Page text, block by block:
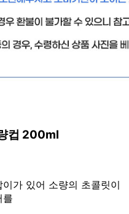
컵 200ml
가 있어 소량의 초콜릿이
를